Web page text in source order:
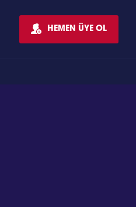
HEMEN ÜYE OL